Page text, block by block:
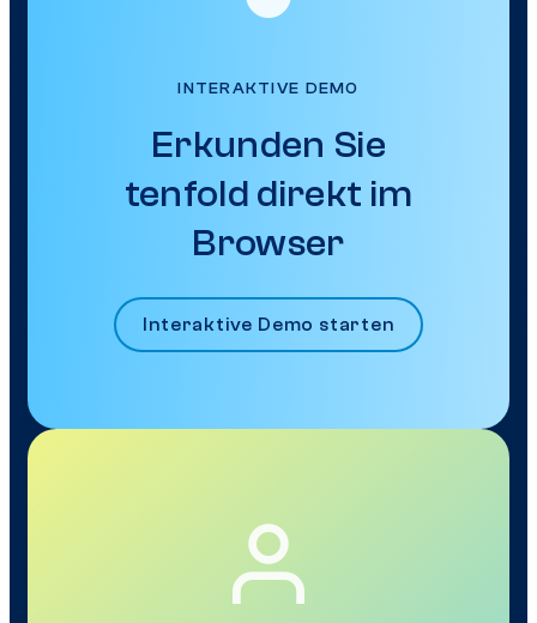
INTERAKTIVE DEMO
Erkunden Sie
tenfold direkt im
Browser
Interaktive Demo starten